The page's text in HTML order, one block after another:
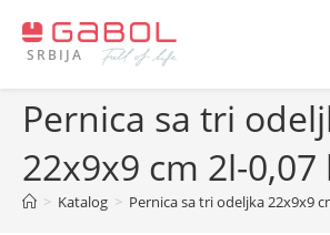
SRBIJA
Pernica sa tri
22x9x9 cm 2l-0,07
> Katalog > Pernica sa tri odeljka 22x9x9